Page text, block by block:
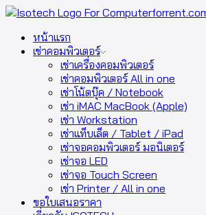
หน้าแรก
เช่าคอมพิวเตอร์
เช่าเครื่องคอมพิวเตอร์
เช่าคอมพิวเตอร์ All in one
เช่าโน้ตบุ๊ค / Notebook
เช่า iMAC MacBook (Apple)
เช่า Workstation
เช่าแท็บเล็ต / Tablet / iPad
เช่าจอคอมพิวเตอร์ มอนิเตอร์
เช่าจอ LED
เช่าจอ Touch Screen
เช่า Printer / All in one
ขอใบเสนอราคา